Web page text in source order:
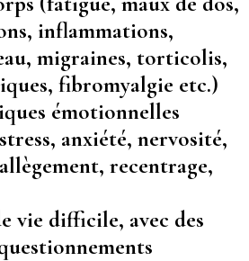
inflammations,
migraines, torticolis,
fibromyalgie etc.)
émotionnelles
anxiété, nervosité,
recentrage,
vie difficile, avec des